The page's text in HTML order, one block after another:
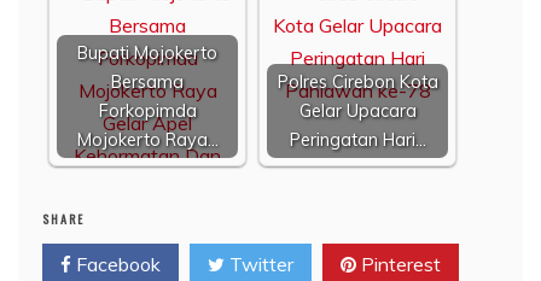
Bupati Mojokerto
Bersama
Forkopimda
Mojokerto Raya…
Polres Cirebon Kota
Gelar Upacara
Peringatan Hari…
SHARE
Facebook Twitter Pinterest